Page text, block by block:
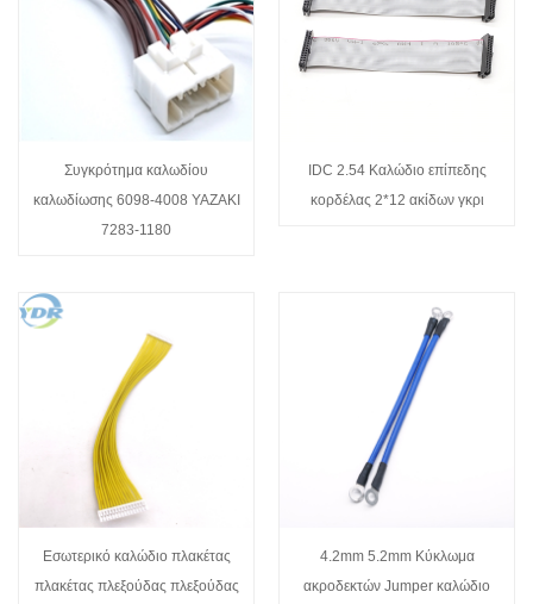
Συγκρότημα καλωδίου
καλωδίωσης 6098-4008 YAZAKI
7283-1180
IDC 2.54 Καλώδιο επίπεδης
κορδέλας 2*12 ακίδων γκρι
Εσωτερικό καλώδιο πλακέτας
πλακέτας πλεξούδας πλεξούδας
4.2mm 5.2mm Κύκλωμα
ακροδεκτών Jumper καλώδιο